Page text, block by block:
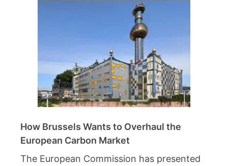
How Brussels Wants to Overhaul the
European Carbon Market
The European Commission has presented